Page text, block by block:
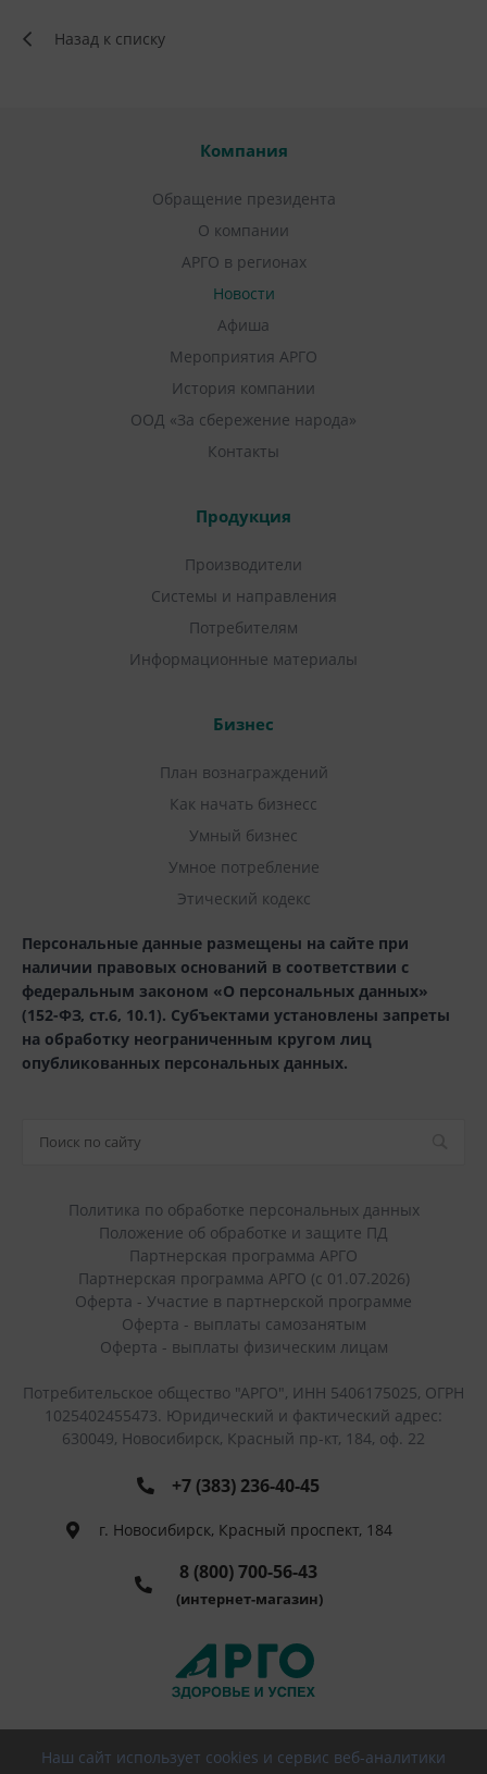
Назад к списку
Компания
Обращение президента
О компании
АРГО в регионах
Новости
Афиша
Мероприятия АРГО
История компании
ООД «За сбережение народа»
Контакты
Продукция
Производители
Системы и направления
Потребителям
Информационные материалы
Бизнес
План вознаграждений
Как начать бизнесс
Умный бизнес
Умное потребление
Этический кодекс
Персональные данные размещены на сайте при
наличии правовых оснований в соответствии с
федеральным законом «О персональных данных»
(152-ФЗ, ст.6, 10.1). Субъектами установлены запреты
на обработку неограниченным кругом лиц
опубликованных персональных данных.
Политика по обработке персональных данных
Положение об обработке и защите ПД
Партнерская программа АРГО
Партнерская программа АРГО (с 01.07.2026)
Оферта - Участие в партнерской программе
Оферта - выплаты самозанятым
Оферта - выплаты физическим лицам
Потребительское общество "АРГО", ИНН 5406175025, ОГРН
1025402455473. Юридический и фактический адрес:
630049, Новосибирск, Красный пр-кт, 184, оф. 22
+7 (383) 236-40-45
г. Новосибирск, Красный проспект, 184
8 (800) 700-56-43
(интернет-магазин)
Наш сайт использует cookies и сервис веб-аналитики